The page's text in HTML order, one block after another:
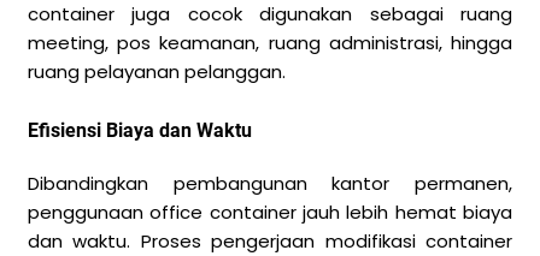
container juga cocok digunakan sebagai ruang
meeting, pos keamanan, ruang administrasi, hingga
ruang pelayanan pelanggan.
Efisiensi Biaya dan Waktu
Dibandingkan pembangunan kantor permanen,
penggunaan office container jauh lebih hemat biaya
dan waktu. Proses pengerjaan modifikasi container